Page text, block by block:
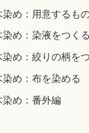
染め：用意するも
染め：染液をつくる
染め：絞りの柄を
染め：布を染める
染め：番外編